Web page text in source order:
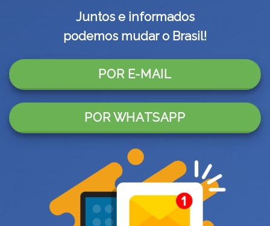
Juntos e informados
podemos mudar o Brasil!
POR E-MAIL
POR WHATSAPP